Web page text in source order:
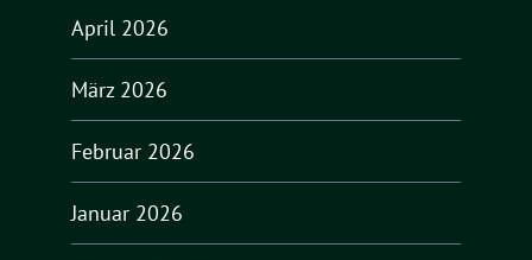
April 2026
März 2026
Februar 2026
Januar 2026